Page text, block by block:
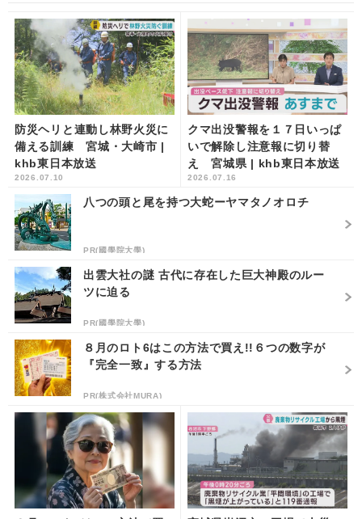
防災ヘリと連動し林野火災に
備える訓練 宮城・大崎市 |
khb東日本放送
2026.07.10
クマ出没警報を１７日いっぱ
いで解除し注意報に切り替
え 宮城県 | khb東日本放送
2026.07.16
八つの頭と尾を持つ大蛇ーヤマタノオロチ
PR(國學院大學)
出雲大社の謎 古代に存在した巨大神殿のルー
ツに迫る
PR(國學院大學)
８月のロト6はこの方法で買え!!６つの数字が
『完全一致』する方法
PR(株式会社MURA)